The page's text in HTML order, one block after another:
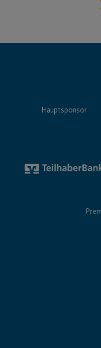
Hauptsponsor